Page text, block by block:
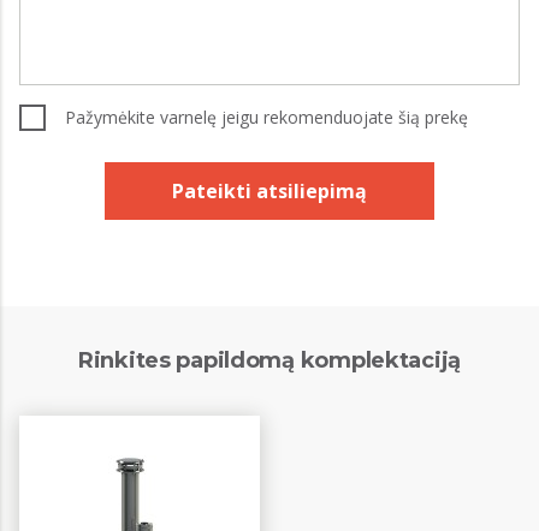
Pažymėkite varnelę jeigu rekomenduojate šią prekę
Pateikti atsiliepimą
Rinkites papildomą komplektaciją